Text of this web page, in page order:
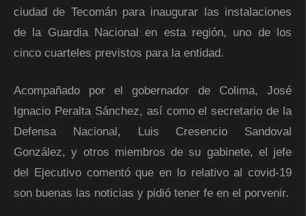
ciudad de Tecomán para inaugurar las instalaciones
de la Guardia Nacional en esta región, uno de los
cinco cuarteles previstos para la entidad.
Acompañado por el gobernador de Colima, José
Ignacio Peralta Sánchez, así como el secretario de la
Defensa Nacional, Luis Cresencio Sandoval
González, y otros miembros de su gabinete, el jefe
del Ejecutivo comentó que en lo relativo al covid-19
son buenas las noticias y pidió tener fe en el porvenir.